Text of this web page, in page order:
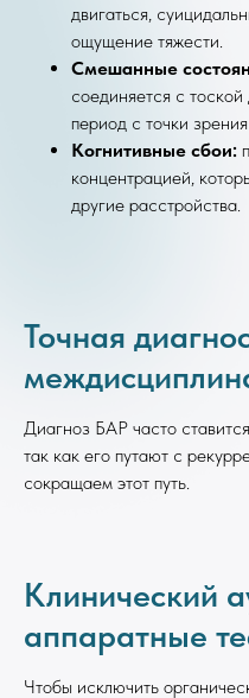
двигаться,
ощущение тяжести.
Смешанные
соединяется с
период с точки
Когнитивные сбои:
концентрацией,
другие расстройства.
Точная
Диагноз БАР часто
так как его путают с
сокращаем этот путь.
Клинический
аппаратные
Чтобы исключить